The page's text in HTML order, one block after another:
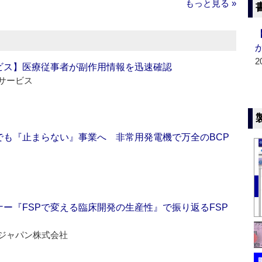
もっと見る »
】医療従事者が副作用情報を迅速確認
ービス
も『止まらない』事業へ 非常用発電機で万全のBCP
『FSPで変える臨床開発の生産性』で振り返るFSP
ャパン株式会社